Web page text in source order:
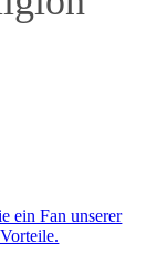
ein Fan unserer